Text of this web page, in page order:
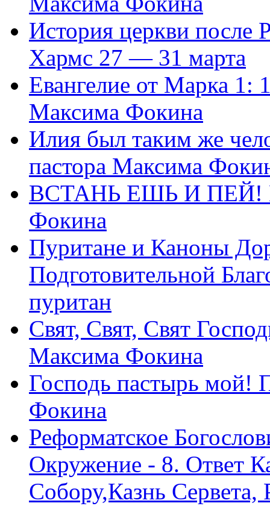
История церкви
Хармс 27 — 31 марта
Евангелие от Марка 1:
Максима Фокина
Илия был таким же
пастора Максима
ВСТАНЬ ЕШЬ И ПЕЙ!
Фокина
Пуритане и Каноны
Подготовительной
пуритан
Свят, Свят, Свят
Максима Фокина
Господь пастырь мой!
Фокина
Реформатское
Окружение - 8. Ответ
Собору,Казнь Сервета,